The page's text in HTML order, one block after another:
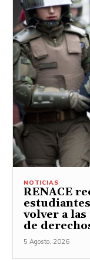
NOTICIAS
RENACE
volver a
de
5 Agosto, 2026